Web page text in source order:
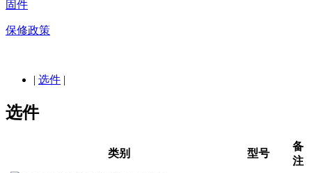
固件
保修政策
| 选件 |
选件
类别 型号
备
注